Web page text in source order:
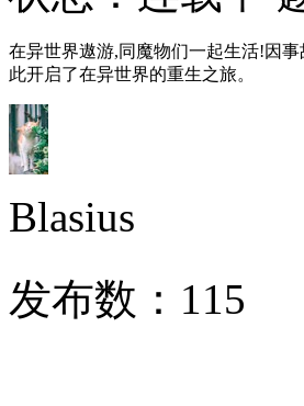
在异世界遨游,同魔物们一起生活!因
此开启了在异世界的重生之旅。
Blasius
发布数： 115